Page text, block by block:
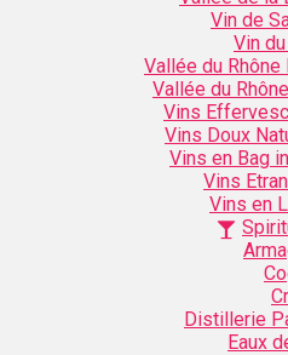
Vin de
Vin
Vallée du Rhône
Vallée du
Vins
Vins Doux
Vins en Bag
Vins
Vins en
Distillerie
Eaux